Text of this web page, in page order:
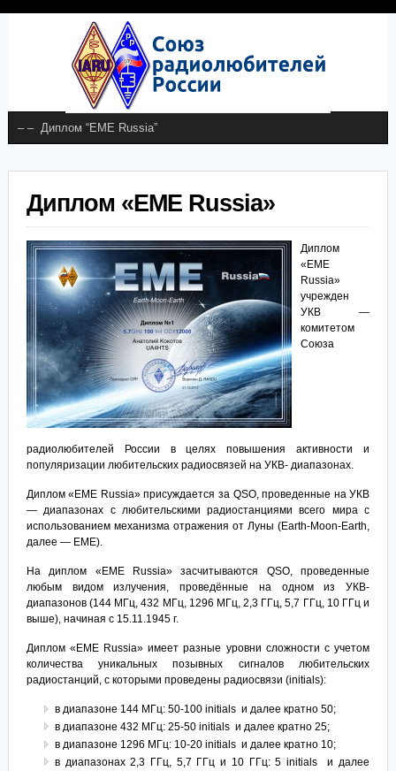
Диплом «EME Russia»
Диплом
«EME
Russia»
учрежден
УКВ —
комитетом
Союза
радиолюбителей России в целях повышения активности и
популяризации любительских радиосвязей на УКВ- диапазонах.
Диплом «EME Russia» присуждается за QSO, проведенные на УКВ
— диапазонах с любительскими радиостанциями всего мира с
использованием механизма отражения от Луны (Earth-Moon-Earth,
далее — EME).
На диплом «EME Russia» засчитываются QSO, проведенные
любым видом излучения, проведённые на одном из УКВ-
диапазонов (144 МГц, 432 МГц, 1296 МГц, 2,3 ГГц, 5,7 ГГц, 10 ГГц и
выше), начиная с 15.11.1945 г.
Диплом «EME Russia» имеет разные уровни сложности с учетом
количества уникальных позывных сигналов любительских
радиостанций, с которыми проведены радиосвязи (initials):
в диапазоне 144 МГц: 50-100 initials и далее кратно 50;
в диапазоне 432 МГц: 25-50 initials и далее кратно 25;
в диапазоне 1296 МГц: 10-20 initials и далее кратно 10;
в диапазонах 2,3 ГГц, 5,7 ГГц и 10 ГГц: 5 initials и далее